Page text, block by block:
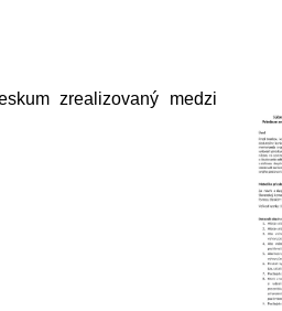
zrealizovaný medzi